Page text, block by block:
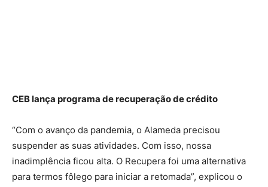
CEB lança programa de recuperação de crédito
“Com o avanço da pandemia, o Alameda precisou
suspender as suas atividades. Com isso, nossa
inadimplência ficou alta. O Recupera foi uma alternativa
para termos fôlego para iniciar a retomada”, explicou o